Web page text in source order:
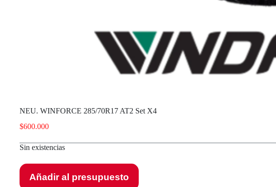
NEU. WINFORCE 285/70R17 AT2 Set X4
$600.000
Sin existencias
Añadir al presupuesto